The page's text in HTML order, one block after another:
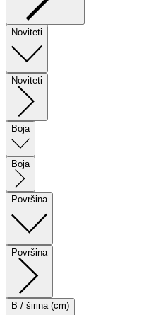
Noviteti
Noviteti
Boja
Boja
Površina
Površina
B / širina (cm)